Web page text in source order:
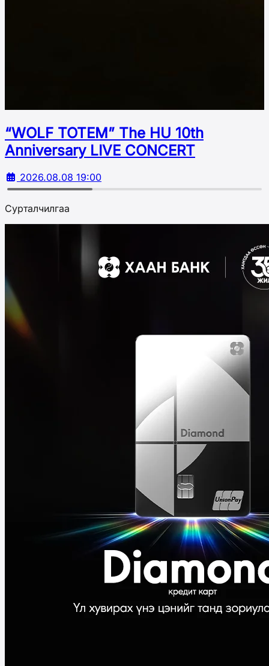
“WOLF TOTEM” The HU 10th
Аnniversary LIVE CONCERT
2026.08.08 19:00
Сурталчилгаа